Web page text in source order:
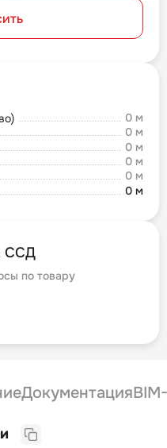
0 м
0 м
0 м
0 м
0 м
0 м
ССД
по товару
Документация